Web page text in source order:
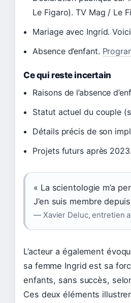
Le Figaro). TV Mag / Le
Mariage avec Ingrid.
Absence d’enfant.
Ce qui reste incertain
Raisons de l’absence
Statut actuel du couple
Détails précis de son
Projets futurs après 2023.
« La scientologie m’a
J’en suis membre
— Xavier Deluc, entretien
L’acteur a également
sa femme Ingrid est sa
enfants, sans succès,
Ces deux éléments